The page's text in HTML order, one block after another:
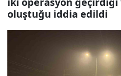
oluştuğu iddia edildi